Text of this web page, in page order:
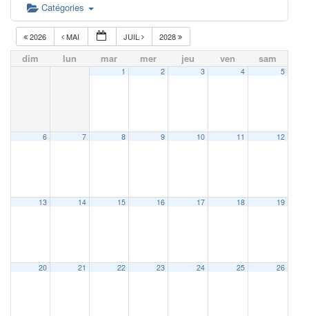
Catégories
2026 MAI JUIL 2028
dim lun mar mer jeu ven sam
1 2 3 4 5
6 7 8 9 10 11 12
13 14 15 16 17 18 19
20 21 22 23 24 25 26